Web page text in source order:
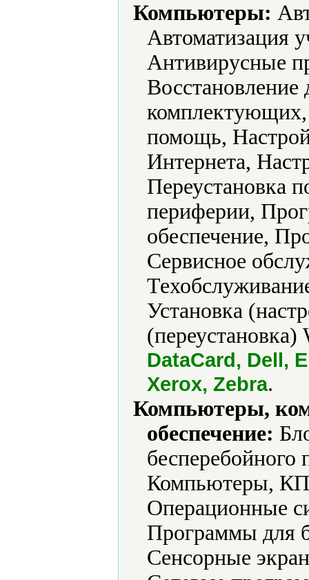
Компьютеры:
Автоматизация
Антивирусные
помощь,
Интернета,
Переустановка
периферии,
обеспечение,
Сервисное
Установка
DataCard, Dell,
Xerox, Zebra.
Компьютеры,
обеспечение:
Компьютеры,
Операционные
Программы для
Сенсорные